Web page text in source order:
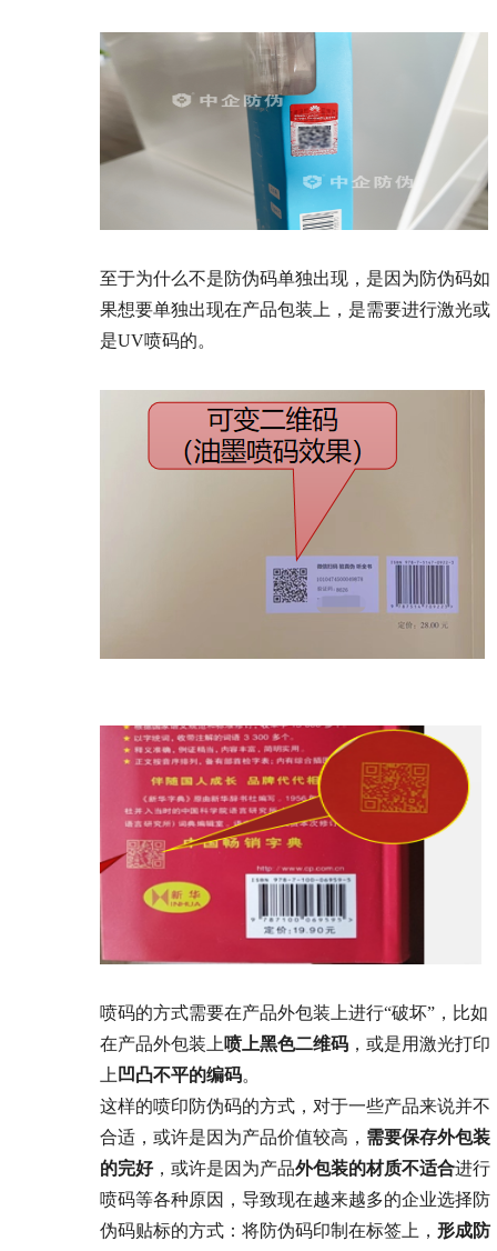
至于为什么不是防伪码单独出现，是因为防伪码如
果想要单独出现在产品包装上，是需要进行激光或
是UV喷码的。
喷码的方式需要在产品外包装上进行“破坏”，比如
在产品外包装上 喷上黑色二维码，或是用激光打印
上 凹凸不平的编码。
这样的喷印防伪码的方式，对于一些产品来说并不
合适，或许是因为产品价值较高， 需要保存外包装
的完好，或许是因为产品外包装的材质不适合进行
喷码等各种原因，导致现在越来越多的企业选择防
伪码贴标的方式：将防伪码印制在标签上， 形成防